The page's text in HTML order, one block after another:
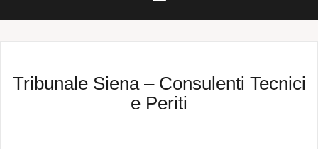
Tribunale Siena – Consulenti Tecnici
e Periti